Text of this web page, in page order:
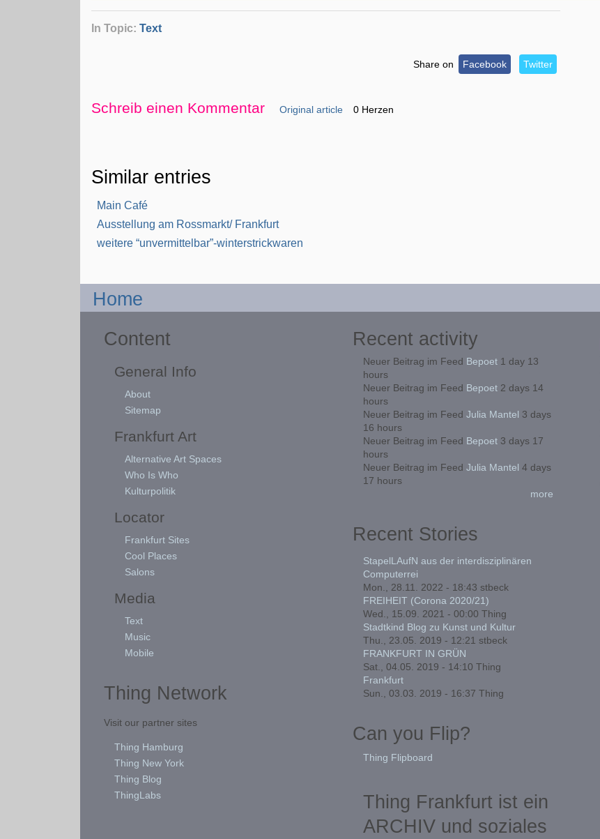
In Topic:Text
Share on Facebook Twitter
Schreib einen Kommentar Original article 0 Herzen
Similar entries
Main Café
Ausstellung am Rossmarkt/ Frankfurt
weitere “unvermittelbar”-winterstrickwaren
Home
Content
General Info
About
Sitemap
Frankfurt Art
Alternative Art Spaces
Who Is Who
Kulturpolitik
Locator
Frankfurt Sites
Cool Places
Salons
Media
Text
Music
Mobile
Thing Network
Visit our partner sites
Thing Hamburg
Thing New York
Thing Blog
ThingLabs
Recent activity
Neuer Beitrag im Feed Bepoet1 day 13
hours
Neuer Beitrag im Feed Bepoet2 days 14
hours
Neuer Beitrag im Feed Julia Mantel 3 days
16 hours
Neuer Beitrag im Feed Bepoet3 days 17
hours
Neuer Beitrag im Feed Julia Mantel 4 days
17 hours
more
Recent Stories
StapelLAufN aus der interdisziplinären
Computerrei
Mon., 28.11. 2022 - 18:43 stbeck
FREIHEIT (Corona 2020/21)
Wed., 15.09. 2021 - 00:00 Thing
Stadtkind Blog zu Kunst und Kultur
Thu., 23.05. 2019 - 12:21 stbeck
FRANKFURT IN GRÜN
Sat., 04.05. 2019 - 14:10 Thing
Frankfurt
Sun., 03.03. 2019 - 16:37 Thing
Can you Flip?
Thing Flipboard
Thing Frankfurt ist ein
ARCHIV und soziales